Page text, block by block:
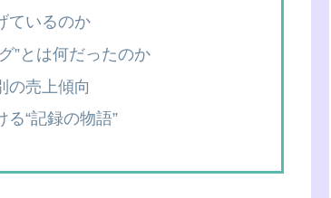
ているのか
”とは何だったのか
の売上傾向
“記録の物語”